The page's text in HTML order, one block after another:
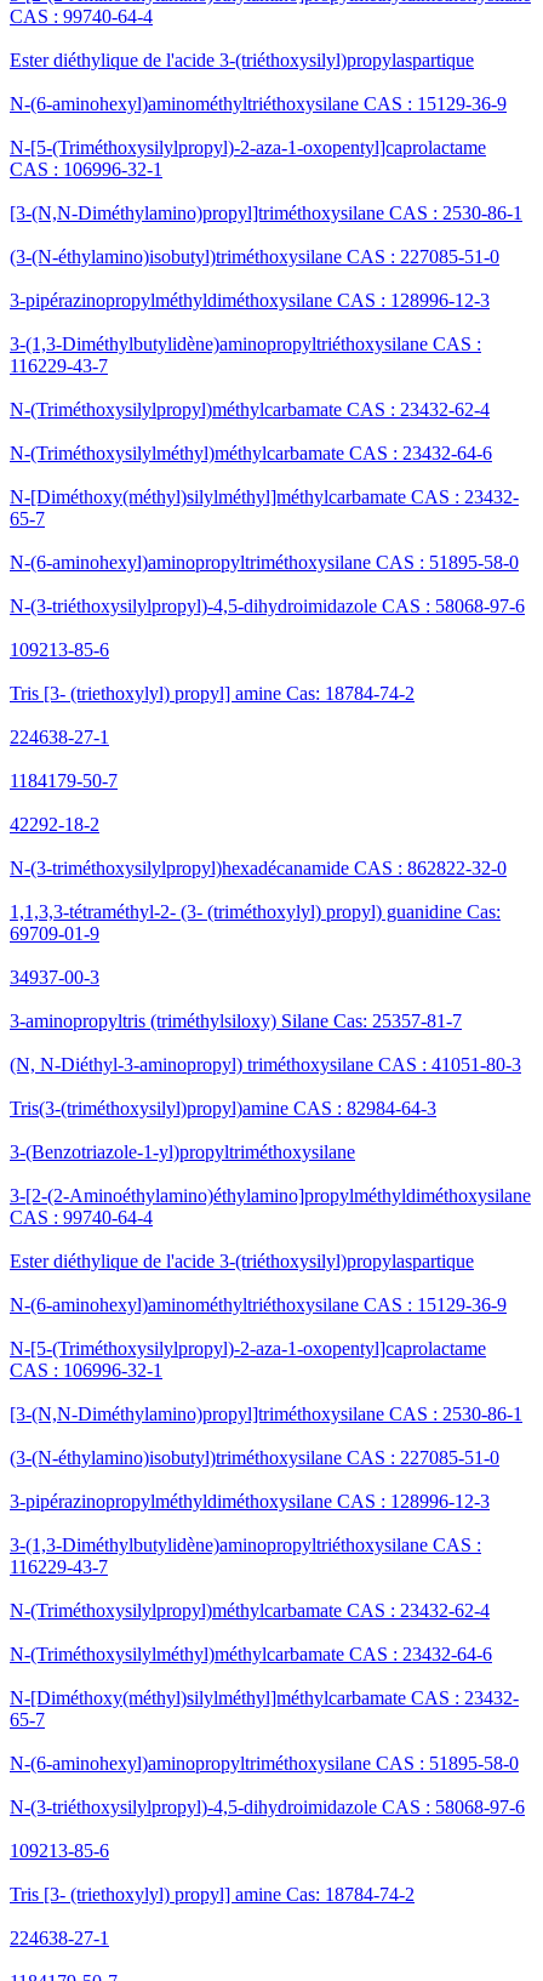
CAS : 99740-64-4
Ester diéthylique de l'acide 3-(triéthoxysilyl)propylaspartique
N-(6-aminohexyl)aminométhyltriéthoxysilane CAS : 15129-36-9
N-[5-(Triméthoxysilylpropyl)-2-aza-1-oxopentyl]caprolactame
CAS : 106996-32-1
[3-(N,N-Diméthylamino)propyl]triméthoxysilane CAS : 2530-86-1
(3-(N-éthylamino)isobutyl)triméthoxysilane CAS : 227085-51-0
3-pipérazinopropylméthyldiméthoxysilane CAS : 128996-12-3
3-(1,3-Diméthylbutylidène)aminopropyltriéthoxysilane CAS :
116229-43-7
N-(Triméthoxysilylpropyl)méthylcarbamate CAS : 23432-62-4
N-(Triméthoxysilylméthyl)méthylcarbamate CAS : 23432-64-6
N-[Diméthoxy(méthyl)silylméthyl]méthylcarbamate CAS : 23432-
65-7
N-(6-aminohexyl)aminopropyltriméthoxysilane CAS : 51895-58-0
N-(3-triéthoxysilylpropyl)-4,5-dihydroimidazole CAS : 58068-97-6
109213-85-6
Tris [3- (triethoxylyl) propyl] amine Cas: 18784-74-2
224638-27-1
1184179-50-7
42292-18-2
N-(3-triméthoxysilylpropyl)hexadécanamide CAS : 862822-32-0
1,1,3,3-tétraméthyl-2- (3- (triméthoxylyl) propyl) guanidine Cas:
69709-01-9
34937-00-3
3-aminopropyltris (triméthylsiloxy) Silane Cas: 25357-81-7
(N, N-Diéthyl-3-aminopropyl) triméthoxysilane CAS : 41051-80-3
Tris(3-(triméthoxysilyl)propyl)amine CAS : 82984-64-3
3-(Benzotriazole-1-yl)propyltriméthoxysilane
3-[2-(2-Aminoéthylamino)éthylamino]propylméthyldiméthoxysilane
CAS : 99740-64-4
Ester diéthylique de l'acide 3-(triéthoxysilyl)propylaspartique
N-(6-aminohexyl)aminométhyltriéthoxysilane CAS : 15129-36-9
N-[5-(Triméthoxysilylpropyl)-2-aza-1-oxopentyl]caprolactame
CAS : 106996-32-1
[3-(N,N-Diméthylamino)propyl]triméthoxysilane CAS : 2530-86-1
(3-(N-éthylamino)isobutyl)triméthoxysilane CAS : 227085-51-0
3-pipérazinopropylméthyldiméthoxysilane CAS : 128996-12-3
3-(1,3-Diméthylbutylidène)aminopropyltriéthoxysilane CAS :
116229-43-7
N-(Triméthoxysilylpropyl)méthylcarbamate CAS : 23432-62-4
N-(Triméthoxysilylméthyl)méthylcarbamate CAS : 23432-64-6
N-[Diméthoxy(méthyl)silylméthyl]méthylcarbamate CAS : 23432-
65-7
N-(6-aminohexyl)aminopropyltriméthoxysilane CAS : 51895-58-0
N-(3-triéthoxysilylpropyl)-4,5-dihydroimidazole CAS : 58068-97-6
109213-85-6
Tris [3- (triethoxylyl) propyl] amine Cas: 18784-74-2
224638-27-1